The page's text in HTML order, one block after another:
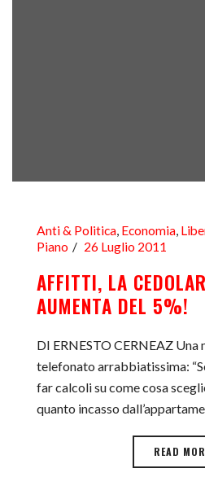
Anti & Politica, Economia,
Piano
26 Luglio 2011
AFFITTI, LA
AUMENTA DEL 5%!
DI ERNESTO CERNEAZ Una
telefonato arrabbiatissima:
far calcoli su come cosa
quanto incasso
READ